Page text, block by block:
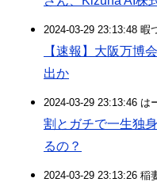
2024-03-29 23:13:48 暇
【速報】大阪万博
出か
2024-03-29 23:13:46 は
割とガチで一生独
るの？
2024-03-29 23:13:26 稲